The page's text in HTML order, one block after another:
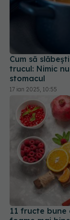
Cum să
trucul: Nimic
stomacul
17 ian 2025, 10:55
11 fructe bune